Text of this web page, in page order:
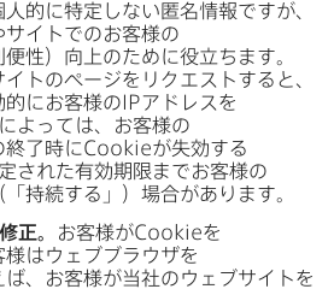
的に​特定しない​匿名情報ですが、​
イトでの​お客様の​
性）​向上の​ために​役立ちます。​
トの​ページを​リクエストすると、​
的に​お客様の IPアドレスを​
に​よっては、​お客様の​
終了時にCookieが​失効する​
された​有効期限まで​お客様の​
持続する」）​場合が​あります。
正。 お客様がCookieを​
は​ウェブブラウザを​
、​お客様が​当社の​ウェブサイトを​